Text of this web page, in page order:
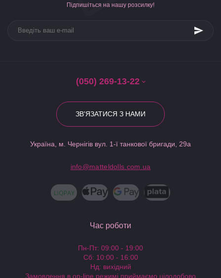
Підпишіться на нашу розсилку!
(050) 269-13-22
ЗВ'ЯЗАТИСЯ З НАМИ
Україна, м. Чернігів вул. 1-ї танкової бригади, 29а
info@matteldolls.com.ua
Час роботи
Пн-Пт: 09:00 - 19:00
Сб: 10:00 - 16:00
Нд: вихідний
Замовлення в on-line режимі приймаємо цілодобово